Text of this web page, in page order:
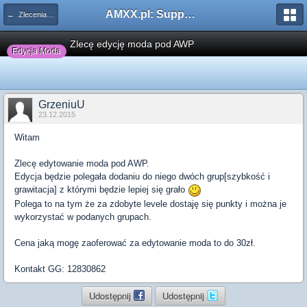
← Zlecenia płatne AMXX.pl: Support AMX Mod X i SourceMod
Edycja Moda
Zlecę edycję moda pod AWP
GrzeniuU
23.12.2015
Witam
Zlecę edytowanie moda pod AWP.
Edycja będzie polegała dodaniu do niego dwóch grup[szybkość i
grawitacja] z którymi będzie lepiej się grało
Polega to na tym że za zdobyte levele dostaję się punkty i można je
wykorzystać w podanych grupach.
Cena jaką mogę zaoferować za edytowanie moda to do 30zł.
Kontakt GG: 12830862
Udostępnij Udostępnij